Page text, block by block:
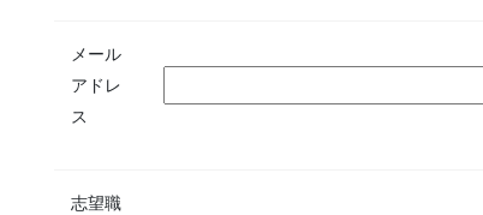
メール
アドレ
ス
志望職